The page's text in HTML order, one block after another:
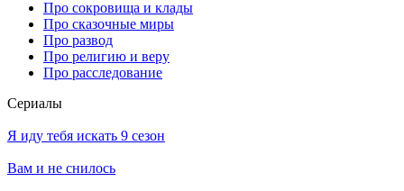
Про сокровища и клады
Про сказочные миры
Про развод
Про религию и веру
Про расследование
Се­риа­лы
Я иду тебя искать 9 сезон
Вам и не снилось